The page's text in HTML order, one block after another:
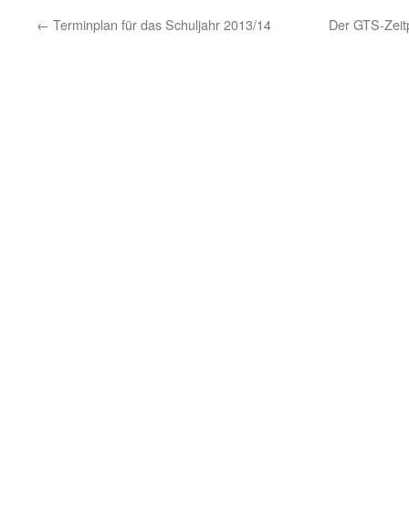
← Terminplan für das Schuljahr 2013/14 Der GTS-